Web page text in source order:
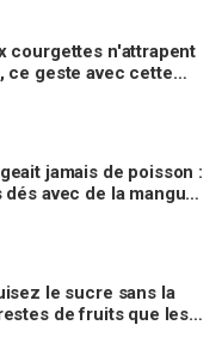
courgettes n'attrapent
ce geste avec cette
jamais de poisson :
avec de la mangue
le sucre sans la
de fruits que les